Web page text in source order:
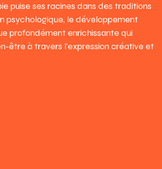
puise ses racines dans des traditions
psychologique, le développement
profondément enrichissante qui
être à travers l'expression créative et